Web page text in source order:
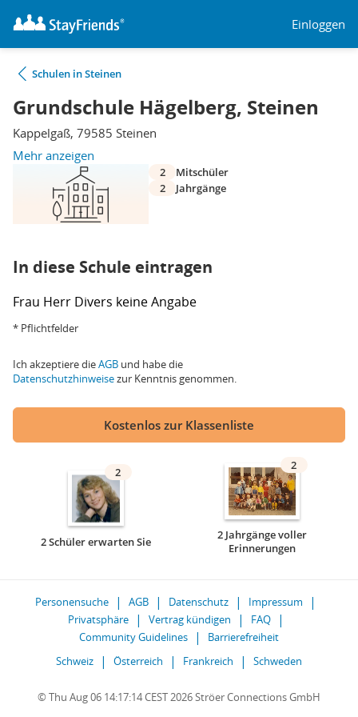
Einloggen
Schulen in Steinen
Grundschule Hägelberg, Steinen
Kappelgaß, 79585 Steinen
Mehr anzeigen
2
Mitschüler
2
Jahrgänge
In diese Schule eintragen
Frau Herr Divers keine Angabe
* Pflichtfelder
Ich akzeptiere dieAGB und habe die
Datenschutzhinweisezur Kenntnis genommen.
Kostenlos zur Klassenliste
2
2 Schüler erwarten Sie
2
2 Jahrgänge voller
Erinnerungen
Personensuche AGB Datenschutz
Impressum
Privatsphäre
Vertrag kündigen
FAQ
Community Guidelines
Barrierefreiheit
Schweiz
Österreich Frankreich Schweden
© Thu Aug 06 14:17:14 CEST 2026 Ströer Connections GmbH